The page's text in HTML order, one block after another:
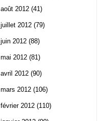
août 2012 (41)
juillet 2012 (79)
juin 2012 (88)
mai 2012 (81)
avril 2012 (90)
mars 2012 (106)
février 2012 (110)